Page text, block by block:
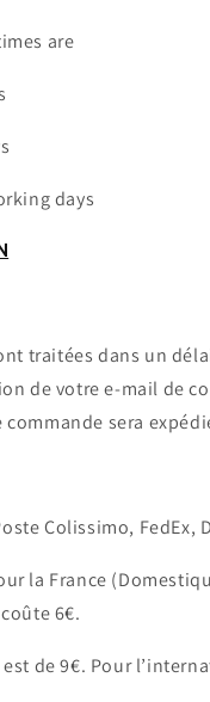
are
days
traitées dans un
de votre e-mail de
sera
Colissimo, FedEx,
la France
6€.
de 9€. Pour